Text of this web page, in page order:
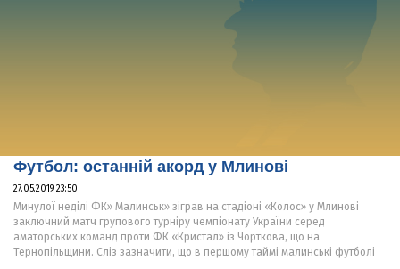
Футбол: останній акорд у Млинові
27.05.2019 23:50
Минулої неділі ФК» Малинськ» зіграв на стадіоні «Колос» у Млинові
заключний матч групового турніру чемпіонату України серед
аматорських команд проти ФК «Кристал» із Чорткова, що на
Тернопільщини. Сліз зазначити, що в першому таймі малинські футболі